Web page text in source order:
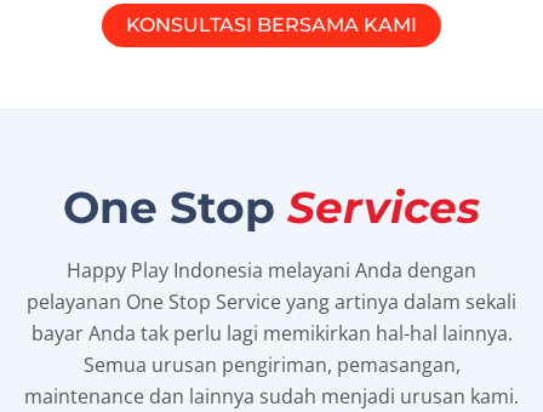
KONSULTASI BERSAMA KAMI
One Stop Services
Happy Play Indonesia melayani Anda dengan
pelayanan One Stop Service yang artinya dalam sekali
bayar Anda tak perlu lagi memikirkan hal-hal lainnya.
Semua urusan pengiriman, pemasangan,
maintenance dan lainnya sudah menjadi urusan kami.